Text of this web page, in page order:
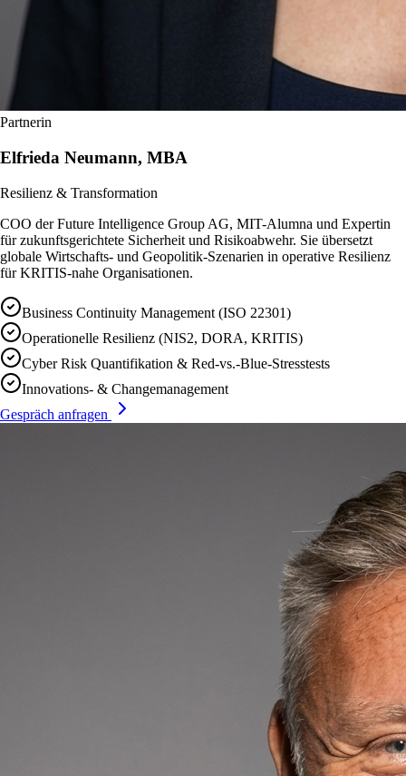
Partnerin
Elfrieda Neumann, MBA
Resilienz & Transformation
COO der Future Intelligence Group AG, MIT-Alumna und Expertin
für zukunftsgerichtete Sicherheit und Risikoabwehr. Sie übersetzt
globale Wirtschafts- und Geopolitik-Szenarien in operative Resilienz
für KRITIS-nahe Organisationen.
Business Continuity Management (ISO 22301)
Operationelle Resilienz (NIS2, DORA, KRITIS)
Cyber Risk Quantifikation & Red-vs.-Blue-Stresstests
Innovations- & Changemanagement
Gespräch anfragen